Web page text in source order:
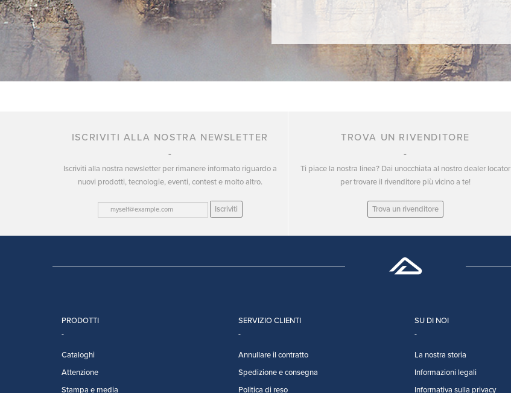
ISCRIVITI ALLA NOSTRA NEWSLETTER
Iscriviti alla nostra newsletter per rimanere informato riguardo a
nuovi prodotti, tecnologie, eventi, contest e molto altro.
Iscriviti
TROVA UN RIVENDITORE
Ti piace la nostra linea? Dai unocchiata al nostro dealer locator
per trovare il rivenditore più vicino a te!
Trova un rivenditore
PRODOTTI
Cataloghi
Attenzione
Stampa e media
SERVIZIO CLIENTI
Annullare il contratto
Spedizione e consegna
Politica di reso
SU DI NOI
La nostra storia
Informazioni legali
Informativa sulla privacy